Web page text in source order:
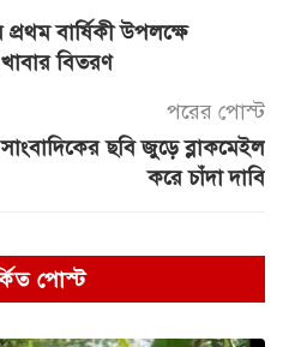
বার্ষিকী উপলক্ষে
বিতরণ
পরের পোস্ট
ছবি জুড়ে ব্লাকমেইল
করে চাঁদা দাবি
পোস্ট